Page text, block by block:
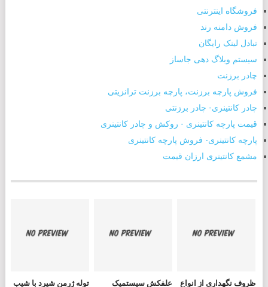
فروشگاه اینترنتی
فروش دامنه رند
تبادل لینک رایگان
سیستم وبلاگ دهی جاساز
چادر برزنت
فروش پارچه برزنت، پارچه برزنت ترانزیتی
چادر کانتینری- چادر برزنتی
قیمت پارچه کانتینری - روکش و چادر کانتینری
پارچه کانتینری- فروش پارچه کانتینری
مشمع کانتینری ارزان قیمت
توله ژرمن شپرد با شیب علفکش سیستمیک ظروف نگهداری از انواع